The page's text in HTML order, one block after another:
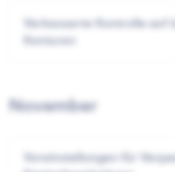
Verbesserte Kontrolle auf
Konturen
November
Voreinstellungen für